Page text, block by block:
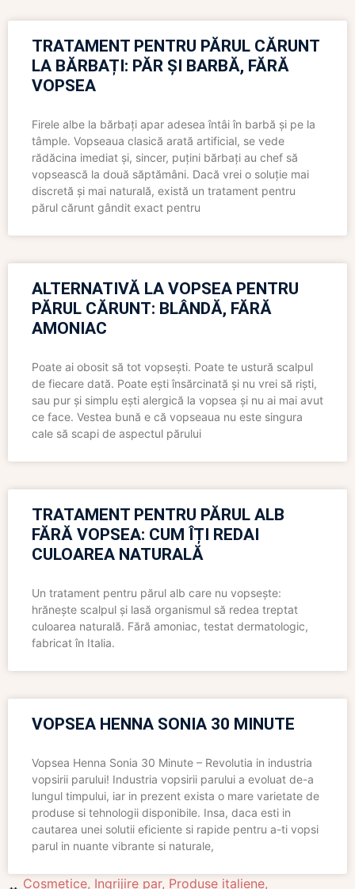
TRATAMENT PENTRU PĂRUL CĂRUNT
LA BĂRBAȚI: PĂR ȘI BARBĂ, FĂRĂ
VOPSEA
Firele albe la bărbați apar adesea întâi în barbă și pe la
tâmple. Vopseaua clasică arată artificial, se vede
rădăcina imediat și, sincer, puțini bărbați au chef să
vopsească la două săptămâni. Dacă vrei o soluție mai
discretă și mai naturală, există un tratament pentru
părul cărunt gândit exact pentru
ALTERNATIVĂ LA VOPSEA PENTRU
PĂRUL CĂRUNT: BLÂNDĂ, FĂRĂ
AMONIAC
Poate ai obosit să tot vopsești. Poate te ustură scalpul
de fiecare dată. Poate ești însărcinată și nu vrei să riști,
sau pur și simplu ești alergică la vopsea și nu ai mai avut
ce face. Vestea bună e că vopseaua nu este singura
cale să scapi de aspectul părului
TRATAMENT PENTRU PĂRUL ALB
FĂRĂ VOPSEA: CUM ÎȚI REDAI
CULOAREA NATURALĂ
Un tratament pentru părul alb care nu vopsește:
hrănește scalpul și lasă organismul să redea treptat
culoarea naturală. Fără amoniac, testat dermatologic,
fabricat în Italia.
VOPSEA HENNA SONIA 30 MINUTE
Vopsea Henna Sonia 30 Minute – Revolutia in industria
vopsirii parului! Industria vopsirii parului a evoluat de-a
lungul timpului, iar in prezent exista o mare varietate de
produse si tehnologii disponibile. Insa, daca esti in
cautarea unei solutii eficiente si rapide pentru a-ti vopsi
parul in nuante vibrante si naturale,
Cosmetice, Ingrijire par, Produse italiene,